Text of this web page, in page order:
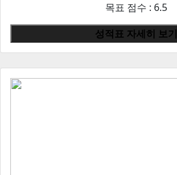
목표 점수 : 6.5
성적표 자세히 보기